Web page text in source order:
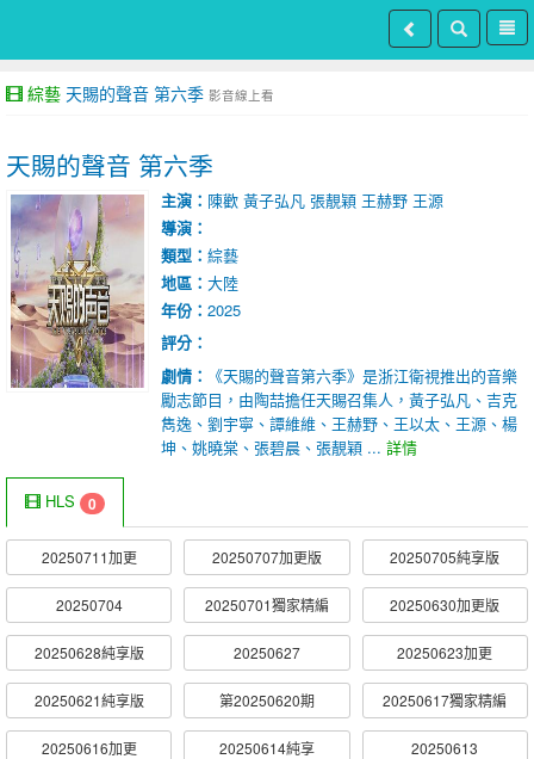
綜藝 天賜的聲音 第六季 影音線上看
天賜的聲音 第六季
主演： 陳歡 黃子弘凡 張靚穎 王赫野 王源
導演：
類型： 綜藝
地區： 大陸
年份： 2025
評分：
劇情：
《天賜的聲音第六季》是浙江衛視推出的音樂
勵志節目，由陶喆擔任天賜召集人，黃子弘凡、吉克
雋逸、劉宇寧、譚維維、王赫野、王以太、王源、楊
坤、姚曉棠、張碧晨、張靚穎 ... 詳情
HLS 0
20250711加更 20250707加更版 20250705純享版
20250704 20250701獨家精編 20250630加更版
20250628純享版 20250627 20250623加更
20250621純享版 第20250620期 20250617獨家精編
20250616加更 20250614純享 20250613